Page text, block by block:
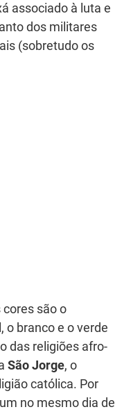
associado à luta e
dos militares
(sobretudo os
cores são o
o branco e o verde
das religiões afro-
São Jorge, o
católica. Por
no mesmo dia de